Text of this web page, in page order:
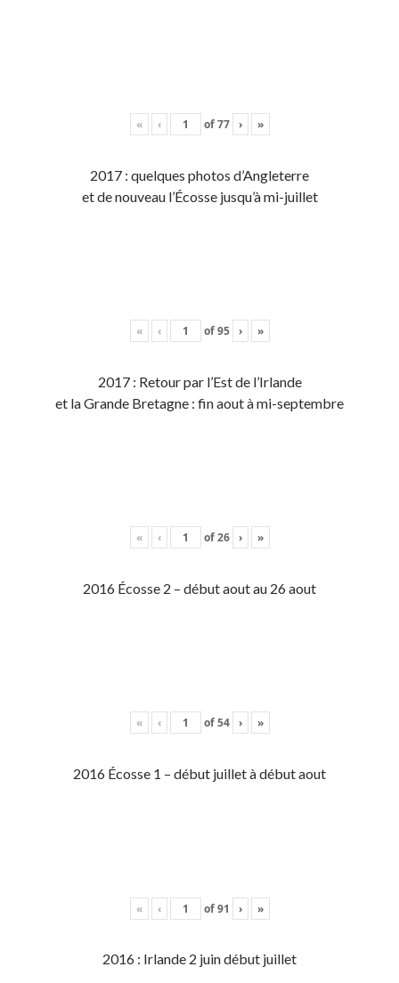
« ‹ of77 › »
2017 : quelques photos d’Angleterre
et de nouveau l’Écosse jusqu’à mi-juillet
« ‹ of95 › »
2017 : Retour par l’Est de l’Irlande
et la Grande Bretagne : fin aout à mi-septembre
« ‹ of26 › »
2016 Écosse 2 – début aout au 26 aout
« ‹ of54 › »
2016 Écosse 1 – début juillet à début aout
« ‹ of91 › »
2016 : Irlande 2 juin début juillet